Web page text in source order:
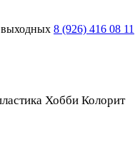
выходных 8 (926) 416 08 11
Хобби Колорит